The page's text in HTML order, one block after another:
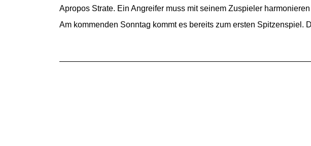
Apropos Strate. Ein Angreifer muss mit seinem Zuspieler
Am kommenden Sonntag kommt es bereits zum ersten Spitzenspiel.